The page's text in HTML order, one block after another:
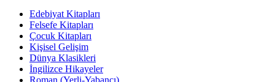
Edebiyat Kitapları
Felsefe Kitapları
Çocuk Kitapları
Kişisel Gelişim
Dünya Klasikleri
İngilizce Hikayeler
Roman (Yerli-Yabancı)